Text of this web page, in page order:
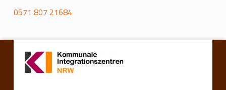
0571 807 21684
Torna alla navigazione principale